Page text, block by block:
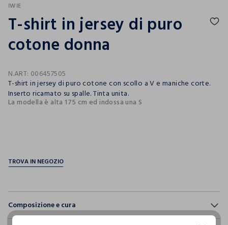
IWIE
T-shirt in jersey di puro
cotone donna
N.ART: 006457505
T-shirt in jersey di puro cotone con scollo a V e maniche corte.
Inserto ricamato su spalle. Tinta unita.
La modella è alta 175 cm ed indossa una S
Composizione e cura